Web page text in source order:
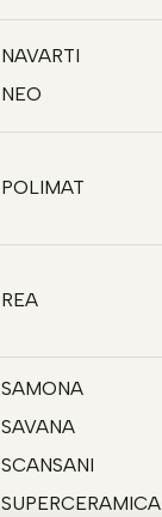
NAVARTI
NEO
POLIMAT
REA
SAMONA
SAVANA
SCANSANI
SUPERCERAMICA